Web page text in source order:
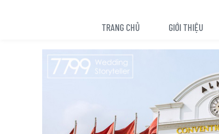
TRANG CHỦ GIỚI THIỆU